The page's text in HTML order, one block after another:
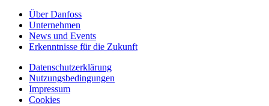
Über Danfoss
Unternehmen
News und Events
Erkenntnisse für die Zukunft
Datenschutzerklärung
Nutzungsbedingungen
Impressum
Cookies